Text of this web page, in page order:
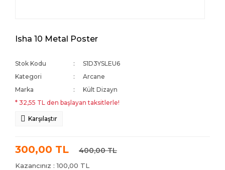
Isha 10 Metal Poster
Stok Kodu
S1D3YSLEU6
Kategori
Arcane
Marka
Kült Dizayn
* 32,55 TL den başlayan taksitlerle!
Karşılaştır
300,00 TL 400,00 TL
Kazancınız : 100,00 TL